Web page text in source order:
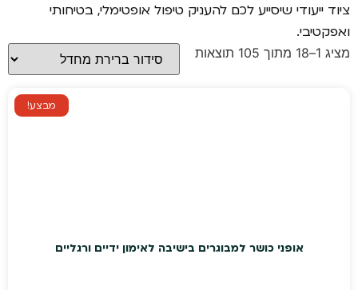
ציוד ייעודי שיסייע לכם להעניק טיפול אופטימלי, בטיחותי
ואפקטיבי.
מציג 1–18 מתוך 105 תוצאות
מבצע!
אופני כושר למבוגרים בישיבה לאימון ידיים ורגליים